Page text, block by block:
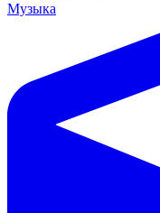
Музыка